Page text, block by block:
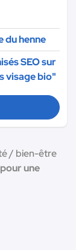
du henne
SEO sur
visage bio"
/ bien-être
une